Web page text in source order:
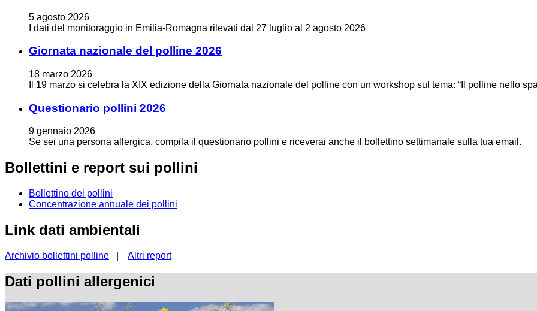
5 agosto 2026
I dati del monitoraggio in Emilia-Romagna rilevati dal 27 luglio al 2 agosto 2026
Giornata nazionale del polline 2026
18 marzo 2026
Il 19 marzo si celebra la XIX edizione della Giornata nazionale del polline con un workshop sul tema: “Il polline nello
Questionario pollini 2026
9 gennaio 2026
Se sei una persona allergica, compila il questionario pollini e riceverai anche il bollettino settimanale sulla tua email.
Bollettini e report sui pollini
Bollettino dei pollini
Concentrazione annuale dei pollini
Link dati ambientali
Archivio bollettini polline Altri report
Dati pollini allergenici